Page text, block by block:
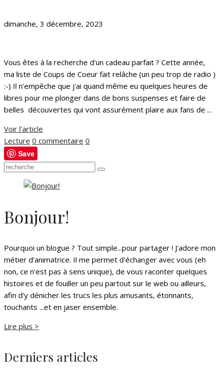
dimanche, 3 décembre, 2023
Vous êtes à la recherche d'un cadeau parfait ? Cette année,
ma liste de Coups de Coeur fait relâche (un peu trop de radio )
:-) Il n'empêche que j'ai quand même eu quelques heures de
libres pour me plonger dans de bons suspenses et faire de
belles découvertes qui vont assurément plaire aux fans de ...
Voir l'article
Lecture 0 commentaire 0
Save
Bonjour!
Pourquoi un blogue ? Tout simple...pour partager ! J'adore mon
métier d'animatrice. Il me permet d'échanger avec vous (eh
non, ce n'est pas à sens unique), de vous raconter quelques
histoires et de fouiller un peu partout sur le web ou ailleurs,
afin d'y dénicher les trucs les plus amusants, étonnants,
touchants ...et en jaser ensemble.
Lire plus >
Derniers articles